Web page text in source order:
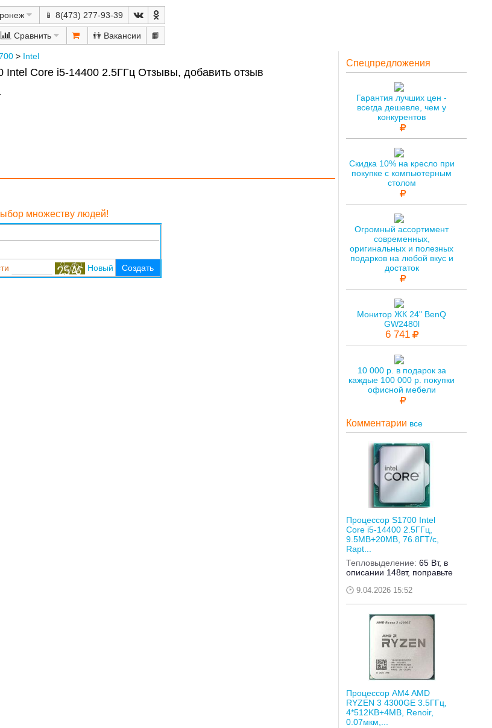
📱 8(473) 277-93-39
Сравнить 👫 📙
> Intel
Intel Core i5-14400 2.5ГГц Отзывы, добавить отзыв
множеству людей!
Новый Создать
Спецпредложения
Гарантия лучших цен -
всегда дешевле, чем у
конкурентов
Скидка 10% на кресло при
покупке с компьютерным
столом
Огромный ассортимент
современных,
оригинальных и полезных
подарков на любой вкус и
достаток
Монитор ЖК 24" BenQ
GW2480l
6 741
10 000 р. в подарок за
каждые 100 000 р. покупки
офисной мебели
Комментарии все
Процессор S1700 Intel
Core i5-14400 2.5ГГц,
9.5MB+20MB, 76.8ГТ/с,
Rapt...
Тепловыделение: 65 Вт, в
описании 148вт, поправьте
9.04.2026 15:52
Процессор AM4 AMD
RYZEN 3 4300GE 3.5ГГц,
4*512KB+4MB, Renoir,
0.07мкм,...